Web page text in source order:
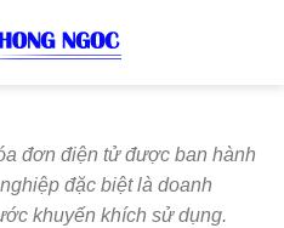
đơn điện tử được ban hành
đặc biệt là doanh
khuyến khích sử dụng.